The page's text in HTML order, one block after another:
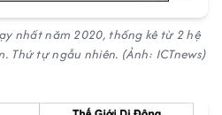
nhất năm 2020, thống kê từ 2 hệ
Thứ tự ngẫu nhiên. (Ảnh: ICTnews)